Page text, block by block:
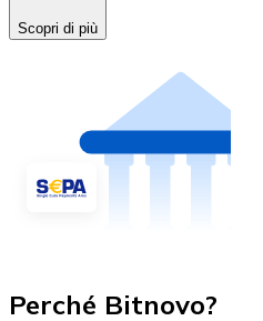
Scopri di più
Perché Bitnovo?